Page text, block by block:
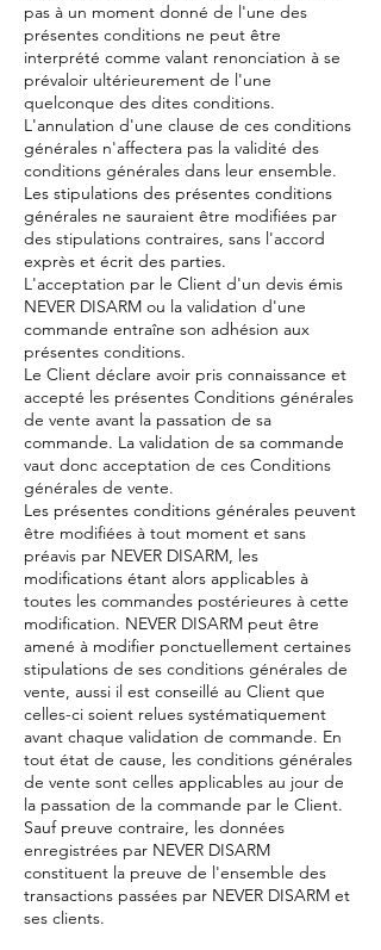
pas à un moment donné de l'une des
présentes conditions ne peut être
interprété comme valant renonciation à se
prévaloir ultérieurement de l'une
quelconque des dites conditions.
L'annulation d'une clause de ces conditions
générales n'affectera pas la validité des
conditions générales dans leur ensemble.
Les stipulations des présentes conditions
générales ne sauraient être modifiées par
des stipulations contraires, sans l'accord
exprès et écrit des parties.
L'acceptation par le Client d'un devis émis
NEVER DISARM ou la validation d'une
commande entraîne son adhésion aux
présentes conditions.
Le Client déclare avoir pris connaissance et
accepté les présentes Conditions générales
de vente avant la passation de sa
commande. La validation de sa commande
vaut donc acceptation de ces Conditions
générales de vente.
Les présentes conditions générales peuvent
être modifiées à tout moment et sans
préavis par NEVER DISARM, les
modifications étant alors applicables à
toutes les commandes postérieures à cette
modification. NEVER DISARM peut être
amené à modifier ponctuellement certaines
stipulations de ses conditions générales de
vente, aussi il est conseillé au Client que
celles-ci soient relues systématiquement
avant chaque validation de commande. En
tout état de cause, les conditions générales
de vente sont celles applicables au jour de
la passation de la commande par le Client.
Sauf preuve contraire, les données
enregistrées par NEVER DISARM
constituent la preuve de l'ensemble des
transactions passées par NEVER DISARM et
ses clients.